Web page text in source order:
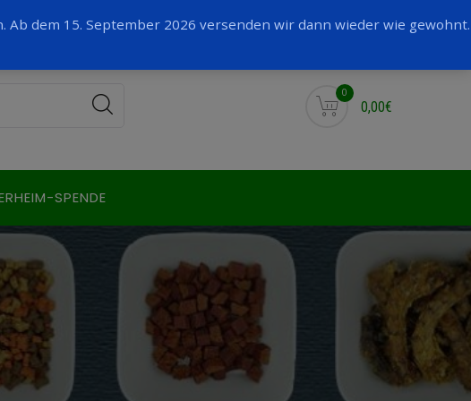
Facebook
0
0,00€
SPENDE
dem 15. September 2026 versenden wir dann wieder wie gewohnt.